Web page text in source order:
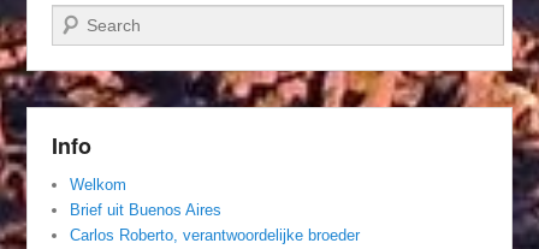
Zoeken
Info
Welkom
Brief uit Buenos Aires
Carlos Roberto, verantwoordelijke broeder